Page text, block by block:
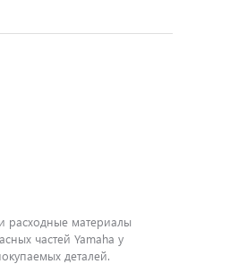
расходные материалы
частей Yamaha у
деталей.